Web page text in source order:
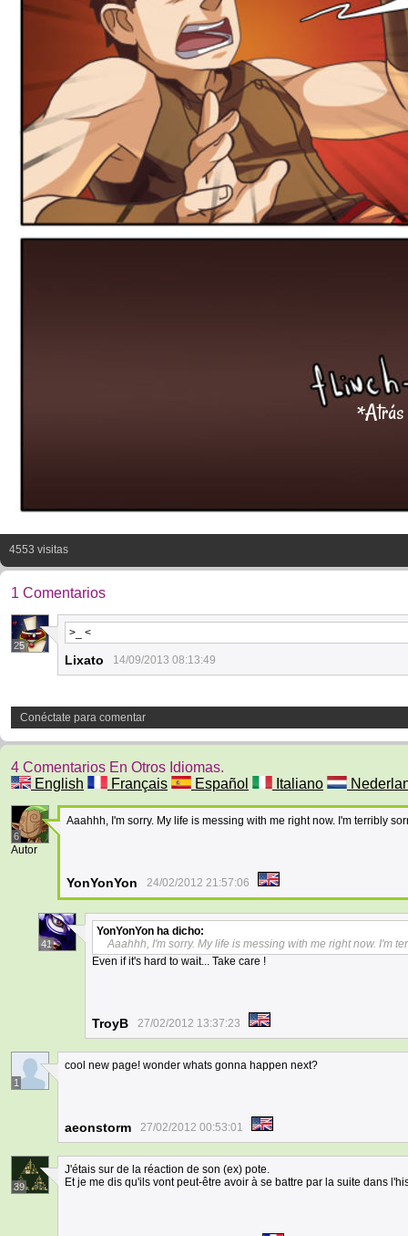
*Atrás
4553 visitas
1 Comentarios
25
>_ <
Lixato 14/09/2013 08:13:49
Conéctate para comentar
4 Comentarios En Otros Idiomas.
English
Français Español Italiano
6
Autor
Aaahhh, I'm sorry. My life is messing with me right now. I'm terribly
YonYonYon 24/02/2012 21:57:06
41
YonYonYon ha dicho:
Aaahhh, I'm sorry. My life is messing with me right now. I'm
Even if it's hard to wait... Take care !
TroyB 27/02/2012 13:37:23
1
cool new page! wonder whats gonna happen next?
aeonstorm 27/02/2012 00:53:01
39
J'étais sur de la réaction de son (ex) pote.
Et je me dis qu'ils vont peut-être avoir à se battre par la suite dans